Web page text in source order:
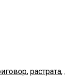
, растрата,